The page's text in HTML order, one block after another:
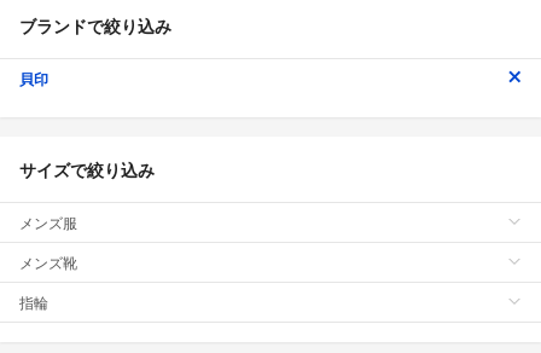
ブランドで絞り込み
貝印
サイズで絞り込み
メンズ服
メンズ靴
指輪